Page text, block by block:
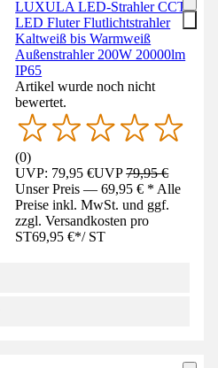
LUXULA LED-Strahler CCT
LED Fluter Flutlichtstrahler
Kaltweiß bis Warmweiß
Außenstrahler 200W 20000lm
IP65
Artikel wurde noch nicht
bewertet.
(0)
UVP: 79,95 €UVP79,95 €
Unser Preis — 69,95 € * Alle
Preise inkl. MwSt. und ggf.
zzgl. Versandkosten pro
ST69,95 €*/ ST